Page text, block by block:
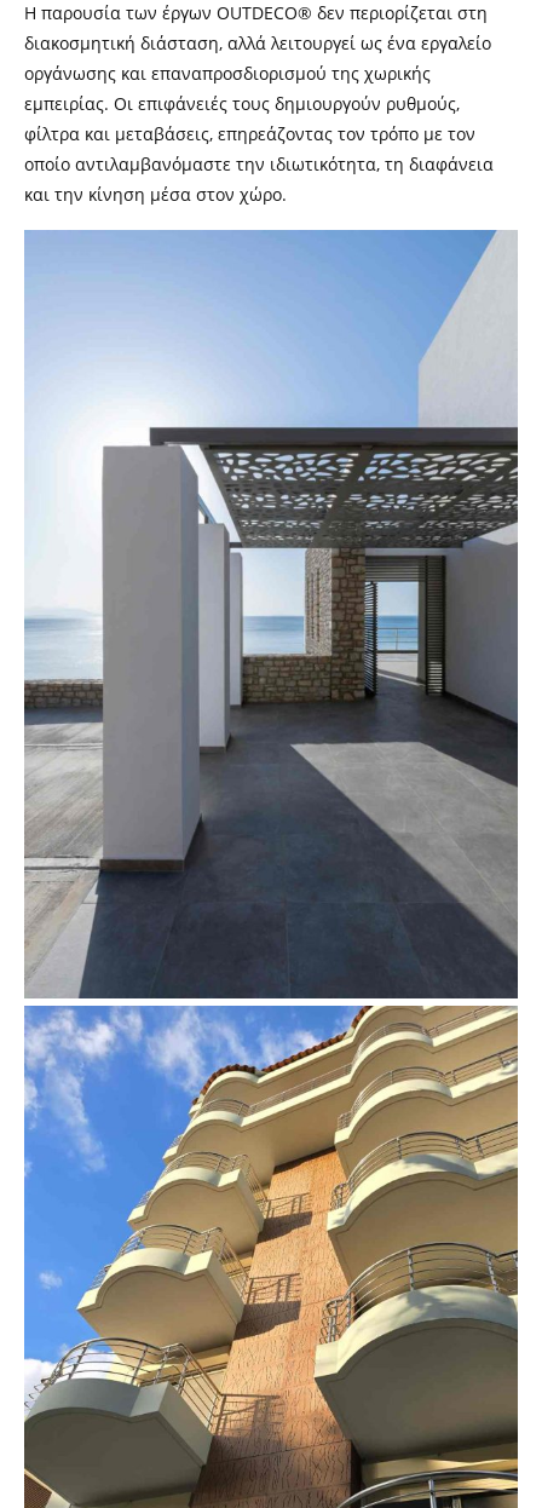
Η παρουσία των έργων OUTDECO® δεν περιορίζεται στη
διακοσμητική διάσταση, αλλά λειτουργεί ως ένα εργαλείο
οργάνωσης και επαναπροσδιορισμού της χωρικής
εμπειρίας. Οι επιφάνειές τους δημιουργούν ρυθμούς,
φίλτρα και μεταβάσεις, επηρεάζοντας τον τρόπο με τον
οποίο αντιλαμβανόμαστε την ιδιωτικότητα, τη διαφάνεια
και την κίνηση μέσα στον χώρο.